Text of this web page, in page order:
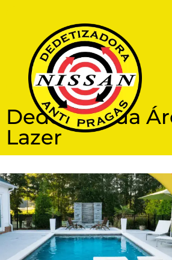
Dedetize sua
Lazer